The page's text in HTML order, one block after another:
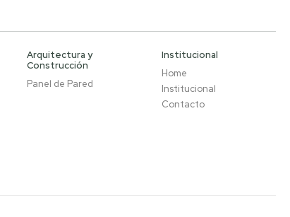
Arquitectura y
Construcción
Panel de Pared
Institucional
Home
Institucional
Contacto